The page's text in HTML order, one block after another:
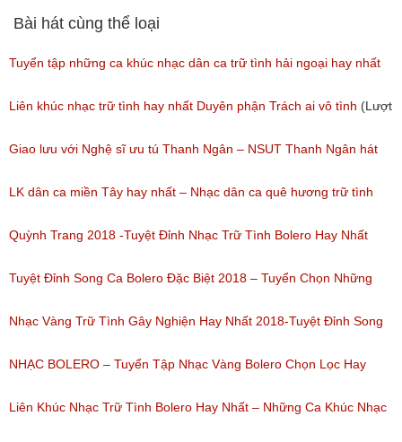
Bài hát cùng thể loại
Tuyển tập những ca khúc nhạc dân ca trữ tình hải ngoại hay nhất
(Lượt nghe: 277)
Liên khúc nhạc trữ tình hay nhất Duyên phận Trách ai vô tình (Lượt
nghe: 193)
Giao lưu với Nghệ sĩ ưu tú Thanh Ngân – NSUT Thanh Ngân hát
Bolero
(Lượt nghe: 80)
LK dân ca miền Tây hay nhất – Nhạc dân ca quê hương trữ tình
miền tây hay nhất
(Lượt nghe: 184)
Quỳnh Trang 2018 -Tuyệt Đỉnh Nhạc Trữ Tình Bolero Hay Nhất
Của Quỳnh Trang 2018
(Lượt nghe: 155)
Tuyệt Đỉnh Song Ca Bolero Đặc Biệt 2018 – Tuyển Chọn Những
Bài Hát Song Ca Nhạc Vàng Bolero Hay Nhất
(Lượt nghe: 218)
Nhạc Vàng Trữ Tình Gây Nghiện Hay Nhất 2018-Tuyệt Đỉnh Song
Ca Thiên Quang Quỳnh Trang Ngọt Ngào
(Lượt nghe: 219)
NHẠC BOLERO – Tuyển Tập Nhạc Vàng Bolero Chọn Lọc Hay
Nhất / Tuyệt Đỉnh Bolero
Liên Khúc Nhạc Trữ Tình Bolero Hay Nhất – Những Ca Khúc Nhạc